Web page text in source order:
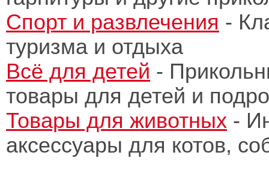
Спорт и развлечения -
туризма и отдыха
Всё для детей -
товары для детей и
Товары для животных -
аксессуары для котов,